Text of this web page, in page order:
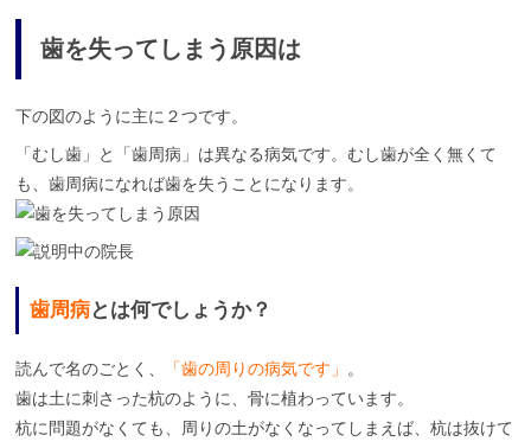
2
1
年
6
月
日
く
も
と
歯
科
医
歯を失ってしまう原因は
下の図のように主に２つです。
「むし歯」と「歯周病」は異なる病気です。むし歯が全く無くて
も、歯周病になれば歯を失うことになります。
歯周病とは何でしょうか？
読んで名のごとく、 「歯の周りの病気です」 。
歯は土に刺さった杭のように、骨に植わっています。
杭に問題がなくても、周りの土がなくなってしまえば、杭は抜けて